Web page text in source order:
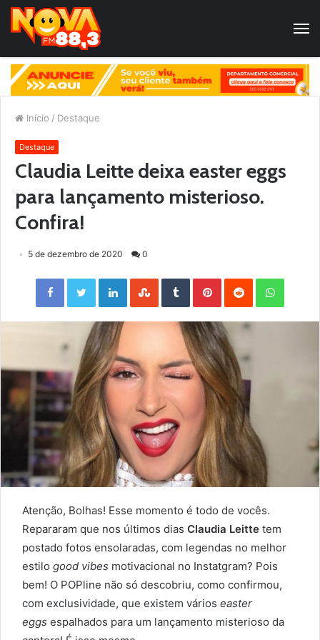
Início / Destaque
Destaque
Claudia Leitte deixa easter eggs
para lançamento misterioso.
Confira!
5 de dezembro de 2020 0
Facebook Twitter LinkedIn StumbleUpon Tumblr Pinterest Reddit
Atenção, Bolhas! Esse momento é todo de vocês.
Repararam que nos últimos dias Claudia Leitte tem
postado fotos ensolaradas, com legendas no melhor
estilo good vibes motivacional no Instatgram? Pois
bem! O POPline não só descobriu, como confirmou,
com exclusividade, que existem vários easter
eggs espalhados para um lançamento misterioso da